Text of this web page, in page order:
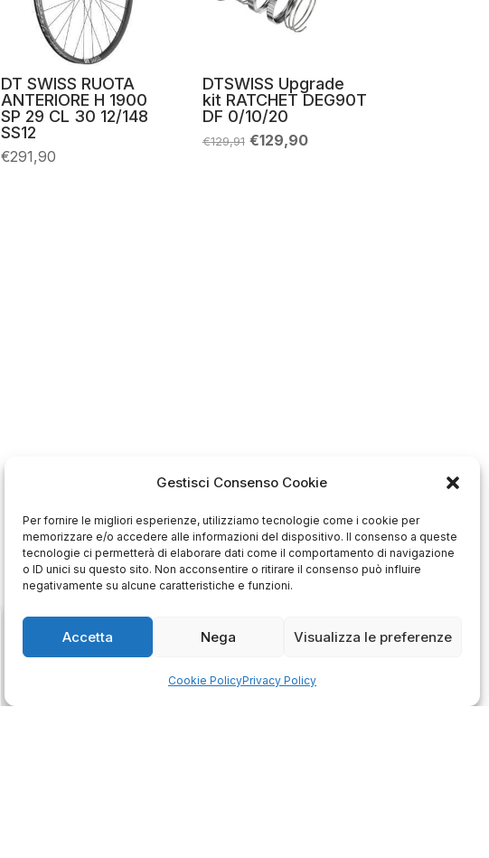
Gestisci Consenso Cookie
Per fornire le migliori esperienze, utilizziamo tecnologie come i cookie per
memorizzare e/o accedere alle informazioni del dispositivo. Il consenso a queste
tecnologie ci permetterà di elaborare dati come il comportamento di navigazione
o ID unici su questo sito. Non acconsentire o ritirare il consenso può influire
negativamente su alcune caratteristiche e funzioni.
Accetta Nega Visualizza le preferenze
Cookie PolicyPrivacy Policy
DT SWISS RUOTA
ANTERIORE H 1900
SP 29 CL 30 12/148
SS12
€291,90
DTSWISS Upgrade
kit RATCHET DEG90T
DF 0/10/20
€129,91 Il
prezzo
€129,90Il
verificato
Il prodotto è conforme alla
verificato
Consegna ottima, senza intoppi.